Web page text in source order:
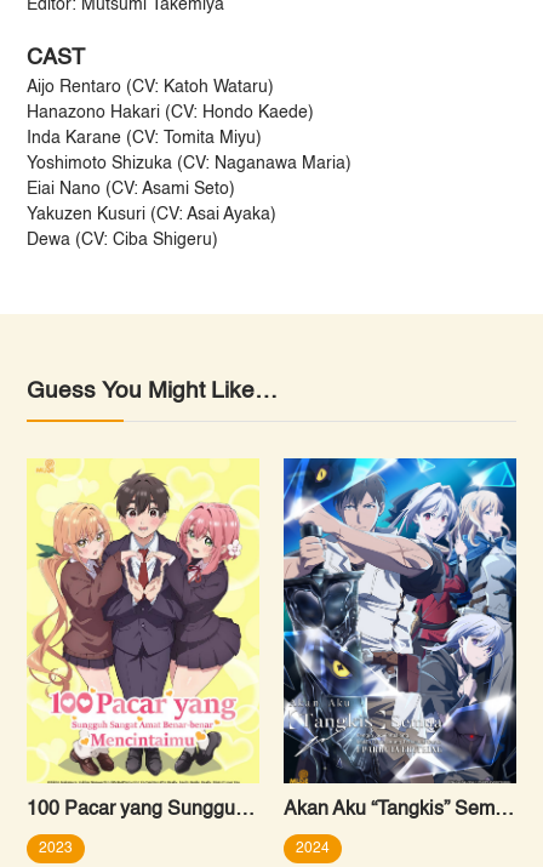
Editor: Mutsumi Takemiya
CAST
Aijo Rentaro (CV: Katoh Wataru)
Hanazono Hakari (CV: Hondo Kaede)
Inda Karane (CV: Tomita Miyu)
Yoshimoto Shizuka (CV: Naganawa Maria)
Eiai Nano (CV: Asami Seto)
Yakuzen Kusuri (CV: Asai Ayaka)
Dewa (CV: Ciba Shigeru)
Guess You Might Like…
100 Pacar yang Sungguh Sangat Amat Benar-benar Mencintaimu
2023
Akan Aku “Tangkis” Semua: Pengin Jadi Petualang, Malah Dikira Orang Terkuat di Dunia
2024